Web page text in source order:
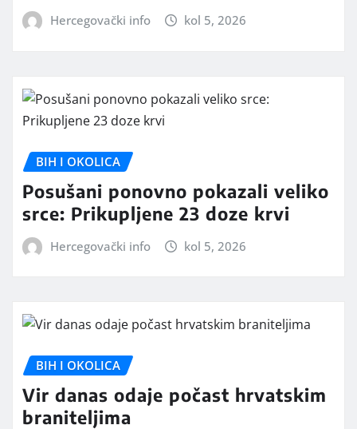
Hercegovački info kol 5, 2026
BIH I OKOLICA
Posušani ponovno pokazali veliko
srce: Prikupljene 23 doze krvi
Hercegovački info kol 5, 2026
BIH I OKOLICA
Vir danas odaje počast hrvatskim
braniteljima